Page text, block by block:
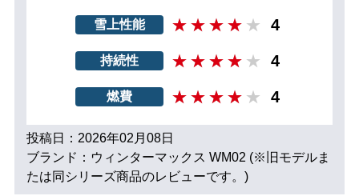
雪上性能 4
持続性 4
燃費 4
投稿日：2026年02月08日
ブランド：ウィンターマックス WM02 (※旧モデルま
たは同シリーズ商品のレビューです。)